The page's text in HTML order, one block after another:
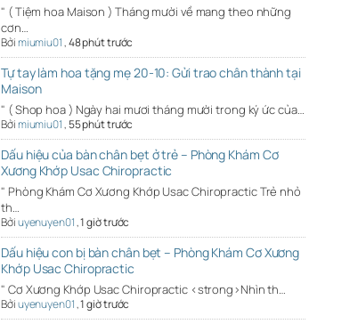
" ( Tiệm hoa Maison ) Tháng mười về mang theo những
cơn…
Bởimiumiu01,48 phút trước
Tự tay làm hoa tặng mẹ 20-10: Gửi trao chân thành tại
Maison
" ( Shop hoa ) Ngày hai mươi tháng mười trong ký ức của…
Bởimiumiu01,55 phút trước
Dấu hiệu của bàn chân bẹt ở trẻ – Phòng Khám Cơ
Xương Khớp Usac Chiropractic
" Phòng Khám Cơ Xương Khớp Usac Chiropractic Trẻ nhỏ
th…
Bởiuyenuyen01,1 giờ trước
Dấu hiệu con bị bàn chân bẹt – Phòng Khám Cơ Xương
Khớp Usac Chiropractic
" Cơ Xương Khớp Usac Chiropractic <strong>Nhìn th…
Bởiuyenuyen01,1 giờ trước